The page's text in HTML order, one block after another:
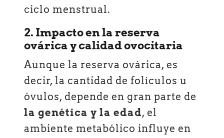
ciclo menstrual.
2. Impacto en la reserva
ovárica y calidad ovocitaria
Aunque la reserva ovárica, es
decir, la cantidad de folículos u
óvulos, depende en gran parte de
la genética y la edad, el
ambiente metabólico influye en